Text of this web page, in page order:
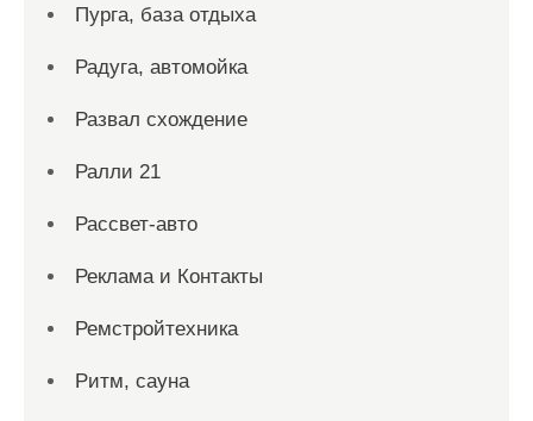
Пурга, база отдыха
Радуга, автомойка
Развал схождение
Ралли 21
Рассвет-авто
Реклама и Контакты
Ремстройтехника
Ритм, сауна